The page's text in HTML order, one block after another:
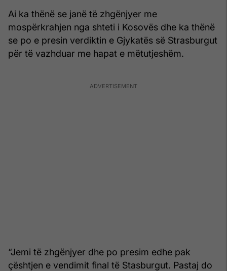
Ai ka thënë se janë të zhgënjyer me
mospërkrahjen nga shteti i Kosovës dhe ka thënë
se po e presin verdiktin e Gjykatës së Strasburgut
për të vazhduar me hapat e mëtutjeshëm.
“Jemi të zhgënjyer dhe po presim edhe pak
çështjen e vendimit final të Stasburgut. Pastaj do